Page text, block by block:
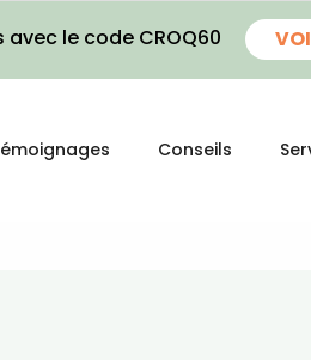
avec le code CROQ60
Conseils